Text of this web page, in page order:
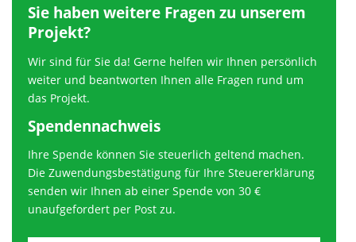
Sie haben weitere Fragen zu unserem
Projekt?
Wir sind für Sie da! Gerne helfen wir Ihnen persönlich
weiter und beantworten Ihnen alle Fragen rund um
das Projekt.
Spendennachweis
Ihre Spende können Sie steuerlich geltend machen.
Die Zuwendungsbestätigung für Ihre Steuererklärung
senden wir Ihnen ab einer Spende von 30 €
unaufgefordert per Post zu.